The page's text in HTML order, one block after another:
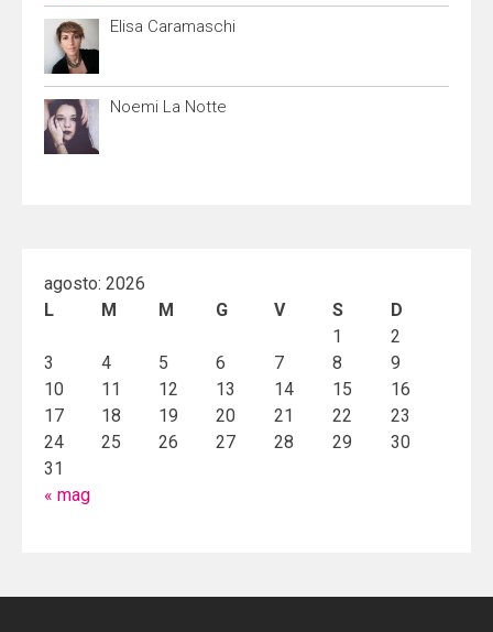
Elisa Caramaschi
Noemi La Notte
agosto: 2026
L
M M G V S D
« mag
1
2
3
4 5 6 7 8
9
10
11 12 13 14 15
16
17
18 19 20 21 22
23
24
25 26 27 28 29
30
31